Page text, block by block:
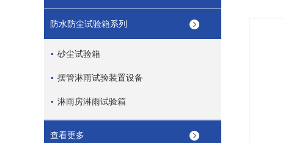
防水防尘试验箱系列
砂尘试验箱
摆管淋雨试验装置设备
淋雨房淋雨试验箱
查看更多